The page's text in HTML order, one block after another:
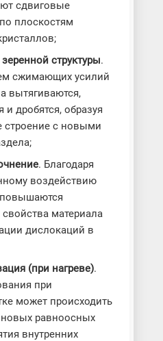
сдвиговые
плоскостям
структуры.
сжимающих усилий
вытягиваются,
и дробятся, образуя
строение с новыми
. Благодаря
воздействию
материала
дислокаций в
(при нагреве).
при
может происходить
равноосных
внутренних